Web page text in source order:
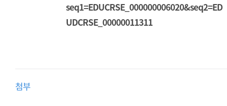
seq1=EDUCRSE_000000006020&seq2=ED
UDCRSE_00000011311
첨부